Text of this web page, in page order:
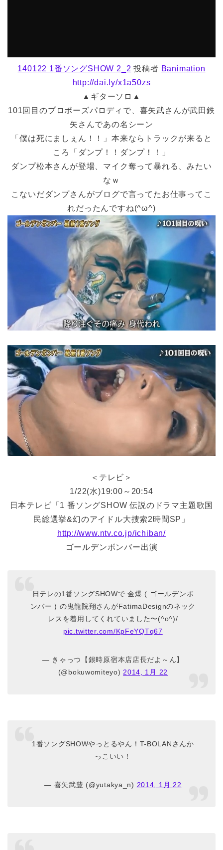
140122 1番ソングSHOW 2_2 投稿者 Banimation
http://dai.ly/x1a50zs
▲ギターソロ▲
101回目のプロポーズパロディで、喜矢武さんが武田鉄
矢さんであの名シーン
「僕は死にましぇん！！」本来ならトラックが来ると
ころ「ダンプ！！ダンプ！！」
ダンプ松本さんが登場、マイク奪って暴れる、みたい
なｗ
こないだダンプさんがブログで言ってたお仕事ってこ
れだったんですね(^ω^)
＜テレビ＞
1/22(水)19:00～20:54
日本テレビ「1 番ソングSHOW 伝説のドラマ主題歌国
民総選挙&幻のアイドル大捜索2時間SP」
http://www.ntv.co.jp/ichiban/
ゴールデンボンバー出演
日テレの1番ソングSHOWで 金爆 ( ゴールデンボ
ンバー ) の鬼龍院翔さんがFatimaDesignのネック
レスを着用してくれていました〜(^o^)/
pic.twitter.com/KpFeYQTq67
— きゃっつ【銀時原宿本店店長だよ～ん】
(@bokuwomiteyo) 2014, 1月 22
1番ソングSHOWやっとるやん！T-BOLANさんか
っこいい！
— 喜矢武豊 (@yutakya_n) 2014, 1月 22